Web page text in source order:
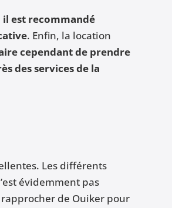
il est recommandé
. Enfin, la location
cependant de prendre
des services de la
Les différents
évidemment pas
de Ouiker pour